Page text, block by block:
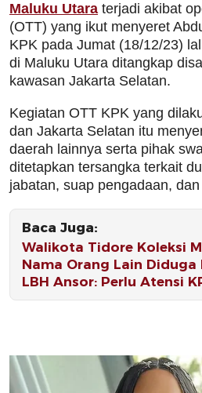
Maluku Utara terjadi akibat
(OTT) yang ikut menyeret
KPK pada Jumat (18/12/23)
di Maluku Utara ditangkap
kawasan Jakarta Selatan.
Kegiatan OTT KPK yang
dan Jakarta Selatan itu
daerah lainnya serta pihak
ditetapkan tersangka terkait
jabatan, suap pengadaan,
Baca Juga:
Walikota Tidore Koleksi
Nama Orang Lain Diduga
LBH Ansor: Perlu Atensi